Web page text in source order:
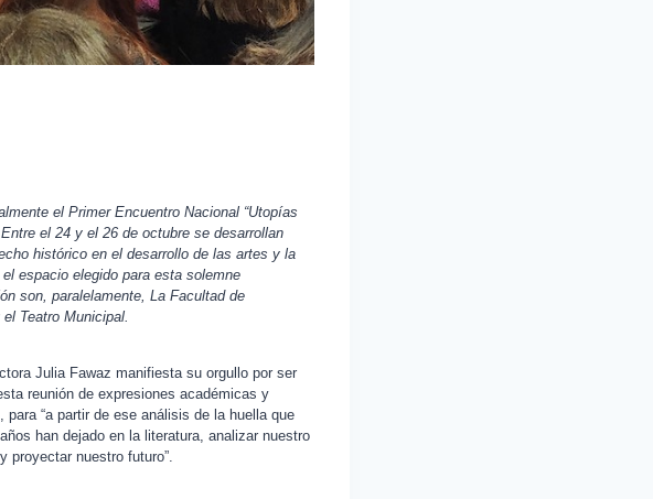
el Primer Encuentro Nacional “Utopías
el 24 y el 26 de octubre se desarrollan
histórico en el desarrollo de las artes y la
espacio elegido para esta solemne
son, paralelamente, La Facultad de
Teatro Municipal.
Julia Fawaz manifiesta su orgullo por ser
reunión de expresiones académicas y
para “a partir de ese análisis de la huella que
han dejado en la literatura, analizar nuestro
proyectar nuestro futuro”.